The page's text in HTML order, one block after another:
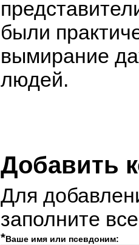
были
вымирание
людей.
Добавить
Для
заполните
*Ваше имя или псевдоним: